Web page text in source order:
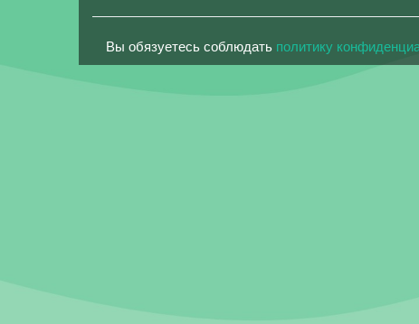
Вы обязуетесь соблюдать политику